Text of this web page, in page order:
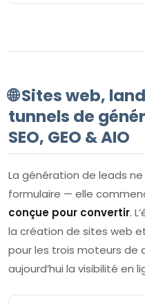
🌐 Sites web,
tunnels de
SEO, GEO & AIO
La génération de leads
formulaire — elle
conçue pour convertir.
la création de sites web
pour les trois moteurs de
aujourd’hui la visibilité en